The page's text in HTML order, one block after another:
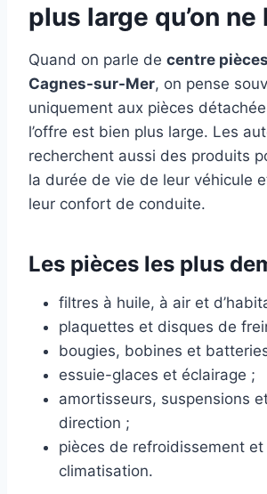
plus large qu’on
Quand on parle de centre
Cagnes-sur-Mer, on pense
uniquement aux pièces
l’offre est bien plus large. Les
recherchent aussi des produits
la durée de vie de leur véhicule
leur confort de conduite.
Les pièces les plus
filtres à huile, à air et
plaquettes et disques de
bougies, bobines et
essuie-glaces et éclairage ;
amortisseurs, suspensions
direction ;
pièces de refroidissement et
climatisation.